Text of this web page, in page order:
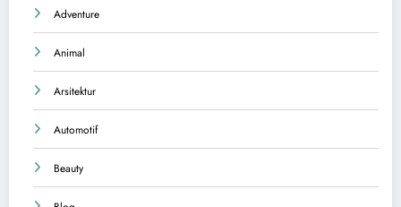
Adventure
Animal
Arsitektur
Automotif
Beauty